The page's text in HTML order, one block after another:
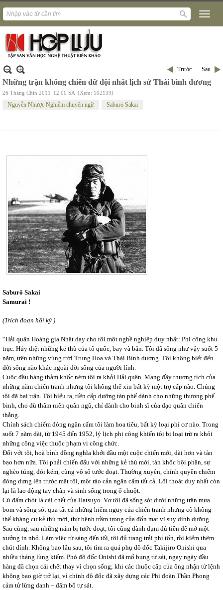
Trước Sau
Những trận không chiến dữ dội nhất lịch sử Thái bình dương
26 Tháng Chín 2011 12:00 SA (Xem: 102139)
Nguyễn Nhược Nghiễm chuyển ngữ Saburō Sakai
Saburō Sakai
Samurai !
(Trích đoạn hồi ký )
“Hải quân Hoàng gia Nhật dạy cho tôi một nghề nghiệp duy nhất: Phi công khu
trục. Hủy diệt những kẻ thù của tổ quốc, bay và bắn. Tôi đã sống như vậy suốt 5
năm, trên những vùng trời Trung Hoa và Thái Bình dương. Tôi không biết đến
đời sống nào khác ngoài đời sống của người lính.
Cuộc đầu hàng thảm khốc ném tôi ra khỏi Hải quân. Mang đầy thương tích của
những năm chiến tranh nhưng tôi không thể xin bất kỳ một trợ cấp nào. Chúng
tôi đã bại trận. Tôi hiểu ra, tiền cấp dưỡng tàn phế dành cho những thương phế
binh, cho dù thâm niên quân ngũ, chỉ dành cho binh sĩ của đạo quân chiến
thắng.
Chính sách chiếm đóng ngăn cấm tôi làm hoa tiêu, bất kỳ loại phi cơ nào. Trong
suốt 7 năm dài, từ 1945 đến 1952, lý lịch phi công khiến tôi bị loại trừ ra khỏi
những công việc thuộc phạm vi công chức.
Đối với tôi, hoà bình đồng nghĩa khởi đầu một cuộc chiến mới, dài hơn và tàn
bạo hơn nữa. Tôi phải chiến đấu với những kẻ thù mới, tàn khốc bội phần, sự
nghèo túng, đói kém, cùng vô số tước đoạt. Thường xuyên, chính quyền chiếm
đóng dựng lên trước mặt tôi, một rào cản ngăn cấm tất cả. Lối thoát duy nhất còn
lại là lao động tay chân và sinh sống trong ổ chuột.
Cú đấm chót là cái chết của Hatsuyo. Vợ tôi đã sống sót dưới những trận mưa
bom và sống sót qua tất cả những hiểm nguy của chiến tranh nhưng cô không
thể kháng cự kẻ thù mới, thứ bệnh trầm trọng của đốn mạt vì suy dinh dưỡng.
Sau cùng, sau những năm bị tước đoạt, tôi cũng dành dụm đủ tiền để mở một
xưởng in nhỏ. Làm việc từ sáng đến tối, tôi đủ trang trải phí tổn, rồi kiếm thêm
chút đỉnh. Không bao lâu sau, tôi tìm ra quả phụ đô đốc Takijiro Onishi qua
nhiều tháng lùng kiếm. Phó đô đốc Onishi đã mổ bụng tự sát, ngay ngày đầu
hàng đã chọn cái chết thay vì chọn sống; khi các thuộc cấp của ông nhận tử lệnh
không bao giờ trở lại, vì chính đô đốc đã xây dựng các Phi đoàn Thần Phong
cảm tử lừng danh – đâm bổ tự sát.